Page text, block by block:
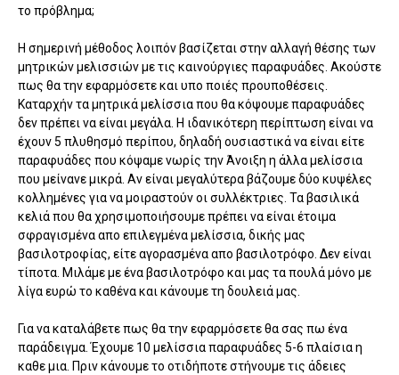
το πρόβλημα;
Η σημερινή μέθοδος λοιπόν βασίζεται στην αλλαγή θέσης των
μητρικών μελισσιών με τις καινούργιες παραφυάδες. Ακούστε
πως θα την εφαρμόσετε και υπο ποιές προυποθέσεις.
Καταρχήν τα μητρικά μελίσσια που θα κόψουμε παραφυάδες
δεν πρέπει να είναι μεγάλα. Η ιδανικότερη περίπτωση είναι να
έχουν 5 πλυθησμό περίπου, δηλαδή ουσιαστικά να είναι είτε
παραφυάδες που κόψαμε νωρίς την Άνοιξη η άλλα μελίσσια
που μείνανε μικρά. Αν είναι μεγαλύτερα βάζουμε δύο κυψέλες
κολλημένες για να μοιραστούν οι συλλέκτριες. Τα βασιλικά
κελιά που θα χρησιμοποιήσουμε πρέπει να είναι έτοιμα
σφραγισμένα απο επιλεγμένα μελίσσια, δικής μας
βασιλοτροφίας, είτε αγορασμένα απο βασιλοτρόφο. Δεν είναι
τίποτα. Μιλάμε με ένα βασιλοτρόφο και μας τα πουλά μόνο με
λίγα ευρώ το καθένα και κάνουμε τη δουλειά μας.
Για να καταλάβετε πως θα την εφαρμόσετε θα σας πω ένα
παράδειγμα. Έχουμε 10 μελίσσια παραφυάδες 5-6 πλαίσια η
καθε μια. Πριν κάνουμε το οτιδήποτε στήνουμε τις άδειες